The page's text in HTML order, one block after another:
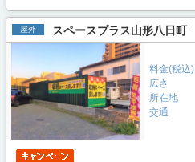
屋外 スペースプラス山形八日町
料金(税込)
広さ
所在地
交通